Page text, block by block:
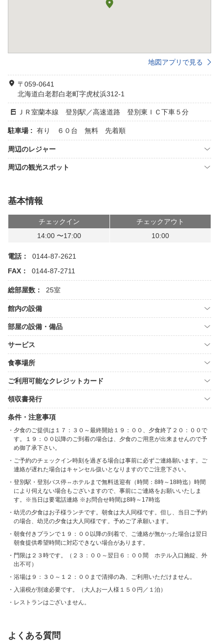
地図アプリで見る
〒059-0641
北海道白老郡白老町字虎杖浜312-1
ＪＲ室蘭本線 登別駅／高速道路 登別東ＩＣ下車５分
駐車場 : 有り ６０台 無料 先着順
周辺のレジャー
周辺の観光スポット
基本情報
チェックイン
チェックアウト
14:00 〜17:00
10:00
電話：
0144-87-2621
FAX：
0144-87-2711
総部屋数： 25室
館内の設備
部屋の設備・備品
サービス
食事場所
ご利用可能なクレジットカード
領収書発行
条件・注意事項
夕食のご提供は１７：３０～最終開始１９：００、夕食終了２０：００で
す。１９：００以降のご到着の場合は、夕食のご用意が出来ませんので予
め御了承下さい。
ご予約のチェックイン時刻を過ぎる場合は事前に必ずご連絡願います。ご
連絡が遅れた場合はキャンセル扱いとなりますのでご注意下さい。
登別駅・登別バス停⇔ホテルまで無料送迎有（時間：8時～18時迄）時間
により伺えない場合もございますので、事前にご連絡をお願いいたしま
す。※当日は要電話連絡 ※お問合せ時間は8時～17時迄
幼児の夕食はお子様ランチです。朝食は大人同様です。但し、当日ご予約
の場合、幼児の夕食は大人同様です。予めご了承願います。
朝食付きプランで１９：００以降の到着で、ご連絡が無かった場合は翌日
朝食提供希望時間に対応できない場合があります。
門限は２３時です。（２３：００～翌日６：００間 ホテル入口施錠、外
出不可）
浴場は９：３０～１２：００まで清掃の為、ご利用いただけません。
入湯税が別途必要です。（大人お一人様１５０円／１泊）
レストランはございません。
よくある質問